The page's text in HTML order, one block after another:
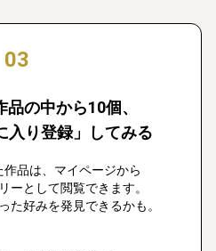
03
の中から10個、
入り登録」してみる
品は、マイページから
ーとして閲覧できます。
た好みを発見できるかも。